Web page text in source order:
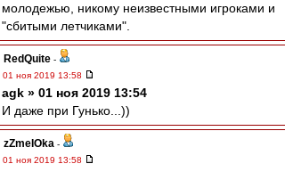
молодежью, никому неизвестными игроками и
"сбитыми летчиками".
RedQuite -
01 ноя 2019 13:58
agk » 01 ноя 2019 13:54
И даже при Гунько...))
zZmeIOka -
01 ноя 2019 13:58